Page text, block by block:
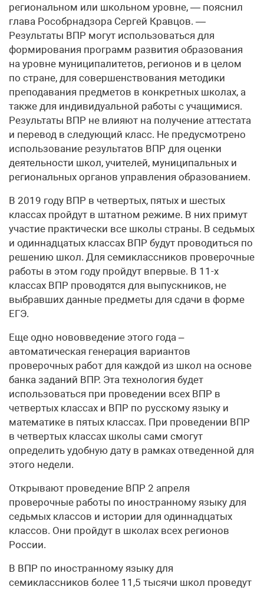
региональном или школьном уровне, — пояснил
глава Рособрнадзора Сергей Кравцов. —
Результаты ВПР могут использоваться для
формирования программ развития образования
на уровне муниципалитетов, регионов и в целом
по стране, для совершенствования методики
преподавания предметов в конкретных школах, а
также для индивидуальной работы с учащимися.
Результаты ВПР не влияют на получение аттестата
и перевод в следующий класс. Не предусмотрено
использование результатов ВПР для оценки
деятельности школ, учителей, муниципальных и
региональных органов управления образованием.
В 2019 году ВПР в четвертых, пятых и шестых
классах пройдут в штатном режиме. В них примут
участие практически все школы страны. В седьмых
и одиннадцатых классах ВПР будут проводиться по
решению школ. Для семиклассников проверочные
работы в этом году пройдут впервые. В 11-х
классах ВПР проводятся для выпускников, не
выбравших данные предметы для сдачи в форме
ЕГЭ.
Еще одно нововведение этого года –
автоматическая генерация вариантов
проверочных работ для каждой из школ на основе
банка заданий ВПР. Эта технология будет
использоваться при проведении всех ВПР в
четвертых классах и ВПР по русскому языку и
математике в пятых классах. При проведении ВПР
в четвертых классах школы сами смогут
определить удобную дату в рамках отведенной для
этого недели.
Открывают проведение ВПР 2 апреля
проверочные работы по иностранному языку для
седьмых классов и истории для одиннадцатых
классов. Они пройдут в школах всех регионов
России.
В ВПР по иностранному языку для
семиклассников более 11,5 тысячи школ проведут